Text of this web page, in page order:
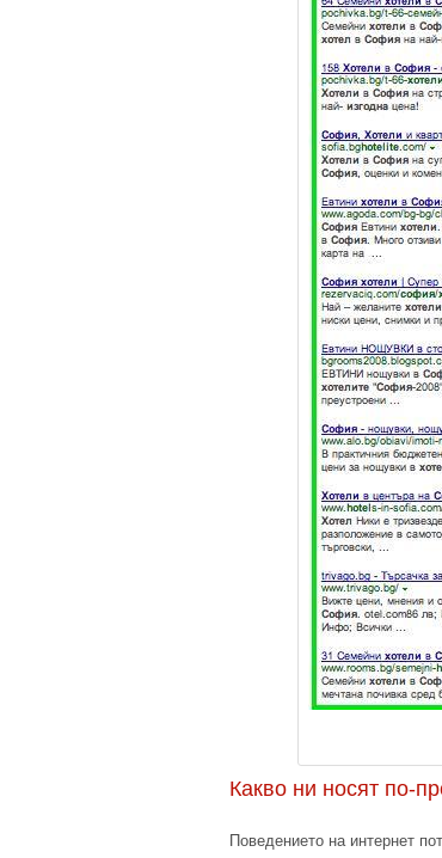
Какво ни носят по-
Поведението на интернет